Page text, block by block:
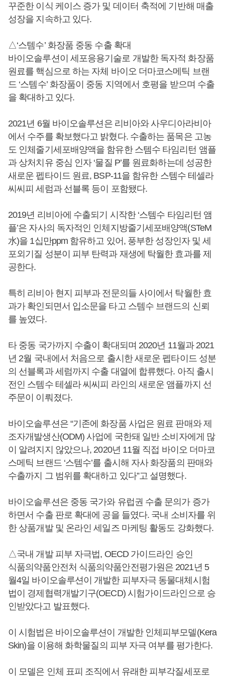
꾸준한 이식 케이스 증가 및 데이터 축적에 기반해 매출
성장을 지속하고 있다.
△‘스템수’ 화장품 중동 수출 확대
바이오솔루션이 세포응용기술로 개발한 독자적 화장품
원료를 핵심으로 하는 자체 바이오 더마코스메틱 브랜
드 ‘스템수’ 화장품이 중동 지역에서 호평을 받으며 수출
을 확대하고 있다.
2021년 6월 바이오솔루션은 리비아와 사우디아라비아
에서 수주를 확보했다고 밝혔다. 수출하는 품목은 고농
도 인체줄기세포배양액을 함유한 스템수 타임리턴 앰플
과 상처치유 중심 인자 ‘물질 P’를 원료화하는데 성공한
새로운 펩타이드 원료, BSP-11을 함유한 스템수 테셀라
씨씨피 세럼과 선블록 등이 포함됐다.
2019년 리비아에 수출되기 시작한 ‘스템수 타임리턴 앰
플’은 자사의 독자적인 인체지방줄기세포배양액(STeM
水)을 1십만ppm 함유하고 있어, 풍부한 성장인자 및 세
포외기질 성분이 피부 탄력과 재생에 탁월한 효과를 제
공한다.
특히 리비아 현지 피부과 전문의들 사이에서 탁월한 효
과가 확인되면서 입소문을 타고 스템수 브랜드의 신뢰
를 높였다.
타 중동 국가까지 수출이 확대되며 2020년 11월과 2021
년 2월 국내에서 처음으로 출시한 새로운 펩타이드 성분
의 선블록과 세럼까지 수출 대열에 합류했다. 아직 출시
전인 스템수 테셀라 씨씨피 라인의 새로운 앰플까지 선
주문이 이뤄졌다.
바이오솔루션은 “기존에 화장품 사업은 원료 판매와 제
조자개발생산(ODM) 사업에 국한돼 일반 소비자에게 많
이 알려지지 않았으나, 2020년 11월 직접 바이오 더마코
스메틱 브랜드 ‘스템수’를 출시해 자사 화장품의 판매와
수출까지 그 범위를 확대하고 있다”고 설명했다.
바이오솔루션은 중동 국가와 유럽권 수출 문의가 증가
하면서 수출 판로 확대에 공을 들였다. 국내 소비자를 위
한 상품개발 및 온라인 세일즈 마케팅 활동도 강화했다.
△국내 개발 피부 자극법, OECD 가이드라인 승인
식품의약품안전처 식품의약품안전평가원은 2021년 5
월4일 바이오솔루션이 개발한 피부자극 동물대체시험
법이 경제협력개발기구(OECD) 시험가이드라인으로 승
인받았다고 발표했다.
이 시험법은 바이오솔루션이 개발한 인체피부모델(Kera
Skin)을 이용해 화학물질의 피부 자극 여부를 평가한다.
이 모델은 인체 표피 조직에서 유래한 피부각질세포로